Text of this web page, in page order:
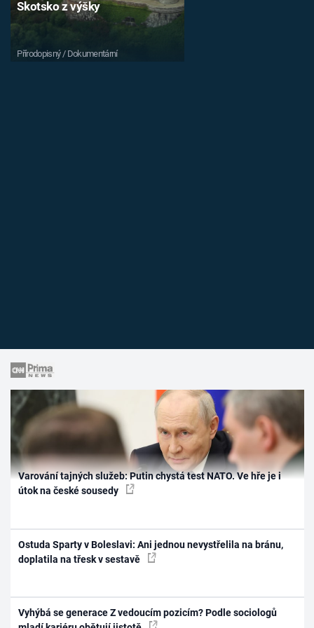
Skotsko z výšky
Přírodopisný / Dokumentární
Varování tajných služeb: Putin chystá test NATO. Ve hře je i
útok na české sousedy
Ostuda Sparty v Boleslavi: Ani jednou nevystřelila na bránu,
doplatila na třesk v sestavě
Vyhýbá se generace Z vedoucím pozicím? Podle sociologů